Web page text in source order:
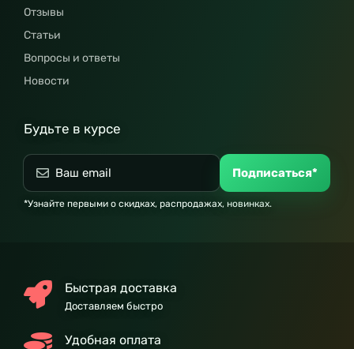
Отзывы
Статьи
Вопросы и ответы
Новости
Будьте в курсе
Подписаться*
*Узнайте первыми о скидках, распродажах, новинках.
Быстрая доставка
Доставляем быстро
Удобная оплата